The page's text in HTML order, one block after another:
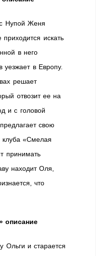
с Нупой Женя
искать
в него
уезжает в Европу.
решает
отвозит ее на
и с головой
свою
клуба «Смелая
принимать
находит Оля,
что
описание
Ольги и старается